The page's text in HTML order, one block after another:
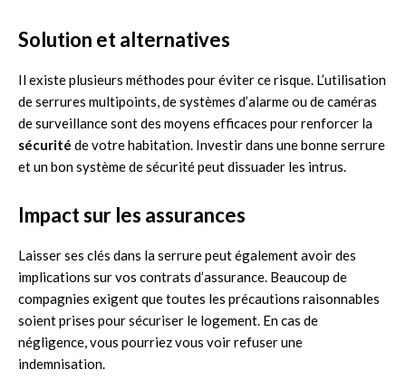
Solution et alternatives
Il existe plusieurs méthodes pour éviter ce risque. L’utilisation
de serrures multipoints, de systèmes d’alarme ou de caméras
de surveillance sont des moyens efficaces pour renforcer la
sécurité de votre habitation. Investir dans une bonne serrure
et un bon système de sécurité peut dissuader les intrus.
Impact sur les assurances
Laisser ses clés dans la serrure peut également avoir des
implications sur vos contrats d’assurance. Beaucoup de
compagnies exigent que toutes les précautions raisonnables
soient prises pour sécuriser le logement. En cas de
négligence, vous pourriez vous voir refuser une
indemnisation.